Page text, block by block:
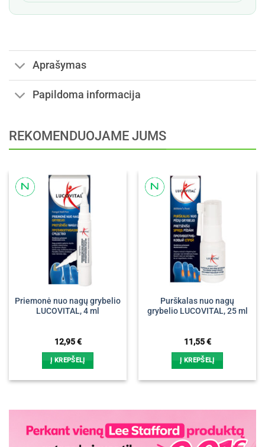
Aprašymas
Papildoma informacija
REKOMENDUOJAME JUMS
Priemonė nuo nagų grybelio
LUCOVITAL, 4 ml
12,95€
Į KREPŠELĮ
Purškalas nuo nagų
grybelio LUCOVITAL, 25 ml
11,55€
Į KREPŠELĮ